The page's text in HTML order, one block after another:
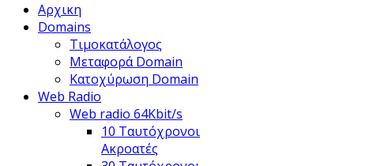
Αρχικη
Domains
Τιμοκατάλογος
Μεταφορά Domain
Κατοχύρωση Domain
Web Radio
Web radio 64Kbit/s
10 Ταυτόχρονοι
Ακροατές